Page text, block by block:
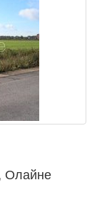
Олайне